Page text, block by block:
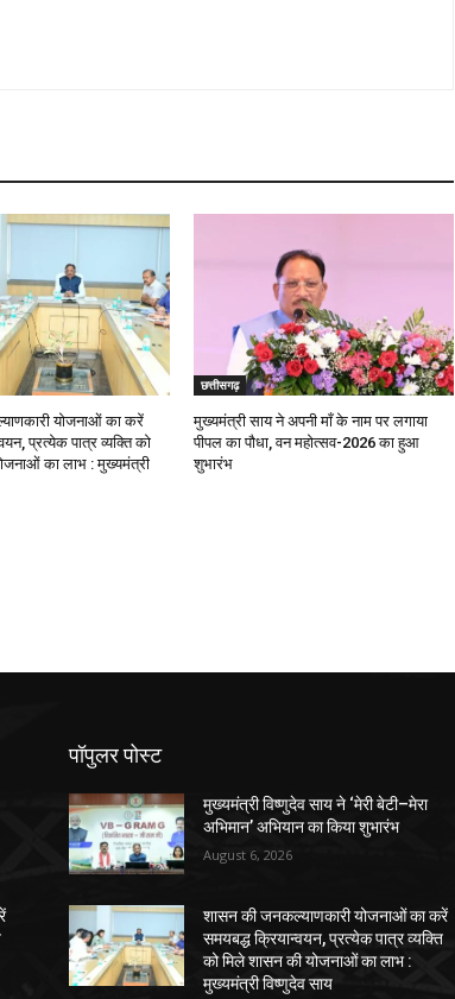
योजनाओं का करें
प्रत्येक पात्र व्यक्ति को
का लाभ : मुख्यमंत्री
छत्तीसगढ़
मुख्यमंत्री साय ने अपनी माँ के नाम पर लगाया
पीपल का पौधा, वन महोत्सव-2026 का हुआ
शुभारंभ
पॉपुलर पोस्ट
मुख्यमंत्री विष्णुदेव साय ने ‘मेरी बेटी–मेरा
अभिमान’ अभियान का किया शुभारंभ
August 6, 2026
शासन की जनकल्याणकारी योजनाओं का करें
समयबद्ध क्रियान्वयन, प्रत्येक पात्र व्यक्ति
को मिले शासन की योजनाओं का लाभ :
मुख्यमंत्री विष्णुदेव साय